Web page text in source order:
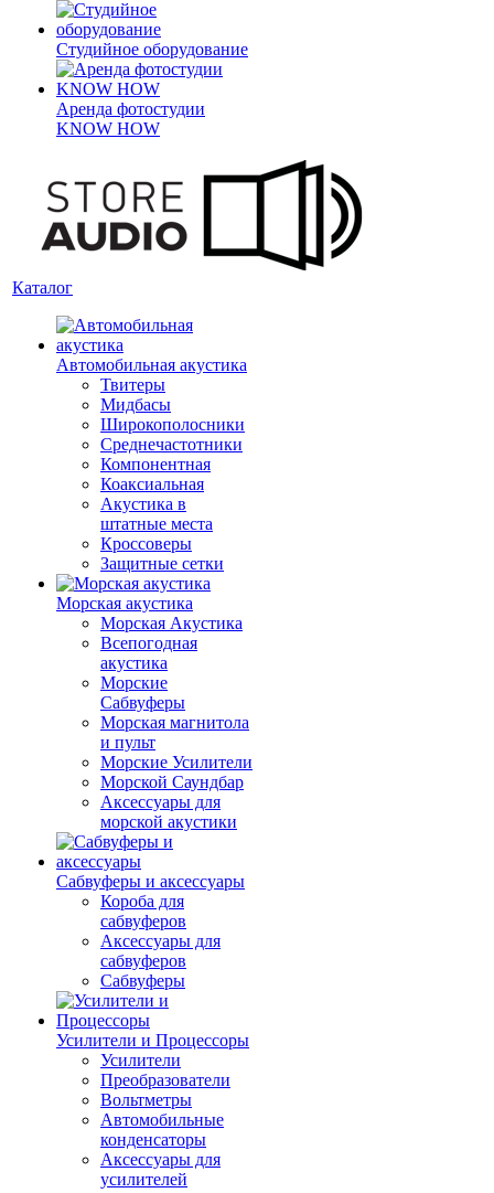
Студийное оборудование
Аренда фотостудии
KNOW HOW
Каталог
Автомобильная акустика
Твитеры
Мидбасы
Широкополосники
Среднечастотники
Компонентная
Коаксиальная
Акустика в
штатные места
Кроссоверы
Защитные сетки
Морская акустика
Морская Акустика
Всепогодная
акустика
Морские
Сабвуферы
Морская магнитола
и пульт
Морские Усилители
Морской Cаундбар
Аксессуары для
морской акустики
Сабвуферы и аксессуары
Короба для
сабвуферов
Аксессуары для
сабвуферов
Сабвуферы
Усилители и Процессоры
Усилители
Преобразователи
Вольтметры
Автомобильные
конденсаторы
Аксессуары для
усилителей